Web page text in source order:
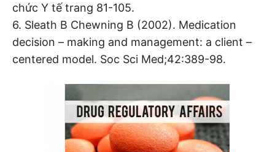
chức Y tế trang 81-105.
6. Sleath B Chewning B (2002). Medication
decision – making and management: a client –
centered model. Soc Sci Med;42:389-98.